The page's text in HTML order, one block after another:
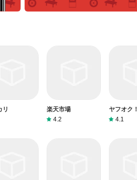
リ
楽天市場
4.2
ヤフオク！
4.1